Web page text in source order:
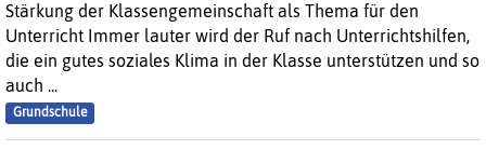
Stärkung der Klassengemeinschaft als Thema für den
Unterricht Immer lauter wird der Ruf nach Unterrichtshilfen,
die ein gutes soziales Klima in der Klasse unterstützen und so
auch ...
Grundschule